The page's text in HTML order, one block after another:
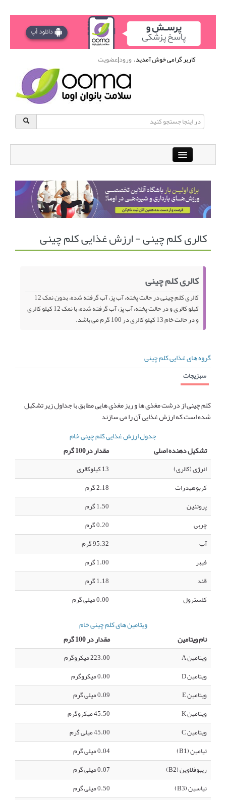
کاربر گرامی خوش آمدید.ورود|عضویت
باشگاه آنلاین ورزشی اوما
دانشنامه سلامت بانوان پرسش و پاسخ
انجمن متخصصین زنان و اوما انتخاب نام کودک
تماس با ما
کالری کلم چینی - ارزش غذایی کلم چینی
کالری کلم چینی
کالری کلم چینی در حالت پخته، آب پز، آب گرفته شده، بدون نمک 12
کیلو کالری و در حالت پخته، آب پز، آب گرفته شده، با نمک 12 کیلو کالری
و در حالت خام 13 کیلو کالری در 100 گرم می باشد.
گروه های غذایی کلم چینی
سبزیجات
کلم چینی از درشت مغذی ها و ریز مغذی هایی مطابق با جداول زیر تشکیل
شده است که ارزش غذایی آن را می سازند
جدول ارزش غذایی کلم چینی خام
تشکیل دهنده اصلی
مقدار در100 گرم
انرژی (کالری)
13 کیلوکالری
کربوهیدرات
2.18 گرم
پروتئین
1.50 گرم
چربی
0.20 گرم
آب
95.32 گرم
فیبر
1.00 گرم
قند
1.18 گرم
کلسترول
0.00 میلی گرم
ویتامین های کلم چینی خام
نام ویتامین
مقدار در 100 گرم
ویتامین A
223.00 میکروگرم
ویتامین D
0.00 میکروگرم
ویتامین E
0.09 میلی گرم
ویتامین K
45.50 میکروگرم
ویتامین C
45.00 میلی گرم
تیامین (B1)
0.04 میلی گرم
ریبوفلاوین (B2)
0.07 میلی گرم
نیاسین (B3)
0.50 میلی گرم